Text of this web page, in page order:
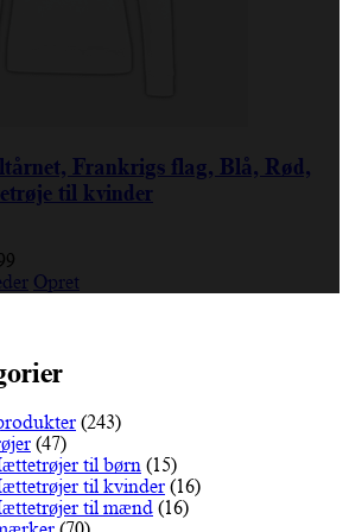
Frankrigs flag, Blå, Rød,
til kvinder
€34.99
Dette
varianter.
Mulighederne
kan
vælges
på
varesiden
Opret
(243)
(47)
til børn (15)
til kvinder (16)
til mænd (16)